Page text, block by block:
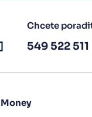
Chcete
549 522 511